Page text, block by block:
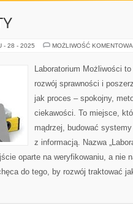
- 28 - 2025 MOŻLIWOŚĆ
Laboratorium Możliwości
rozwój sprawności i
jak proces – spokojny,
ciekawości. To miejsce,
mądrzej, budować
z informacją. Nazwa
oparte na weryfikowaniu, a nie
do tego, by rozwój traktować